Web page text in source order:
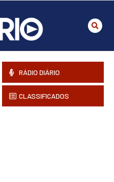
RÁDIO DIÁRIO
CLASSIFICADOS